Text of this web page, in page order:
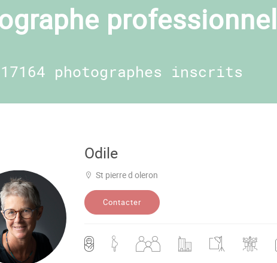
professionnel
17164 photographes inscrits
Odile
St pierre d oleron
Contacter